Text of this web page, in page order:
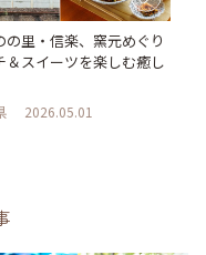
の里・信楽、窯元めぐり
＆スイーツを楽しむ癒し
2026.05.01